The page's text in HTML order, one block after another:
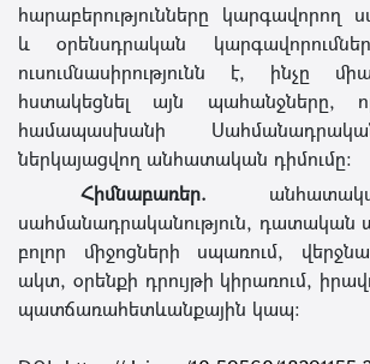
հարաբերությունները կարգավորող
և օրենսդրական
ուսումնասիրությունն է, ինչը
հստակեցնել այն պահանջները,
համապասխանի
ներկայացվող անհատական դիմումը։
Հիմնաբառեր.
սահմանադրականություն, դատական
բոլոր միջոցների սպառում,
ակտ, օրենքի դրույթի կիրառում,
պատճառահետևանքային կապ: